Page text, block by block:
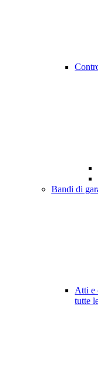
Bandi di
Atti e
tutte